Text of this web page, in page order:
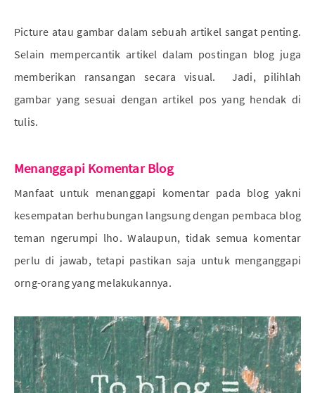
Picture atau gambar dalam sebuah artikel sangat penting.
Selain mempercantik artikel dalam postingan blog juga
memberikan ransangan secara visual. Jadi, pilihlah
gambar yang sesuai dengan artikel pos yang hendak di
tulis.
Menanggapi Komentar Blog
Manfaat untuk menanggapi komentar pada blog yakni
kesempatan berhubungan langsung dengan pembaca blog
teman ngerumpi lho. Walaupun, tidak semua komentar
perlu di jawab, tetapi pastikan saja untuk menganggapi
orng-orang yang melakukannya.